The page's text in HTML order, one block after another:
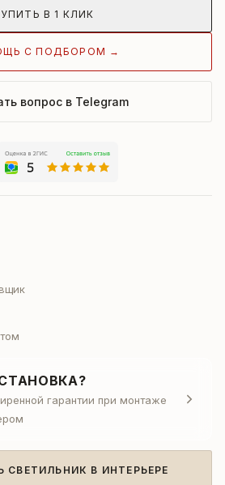
В 1 КЛИК
С ПОДБОРОМ →
вопрос в Telegram
гарантии при монтаже
СВЕТИЛЬНИК В ИНТЕРЬЕРЕ